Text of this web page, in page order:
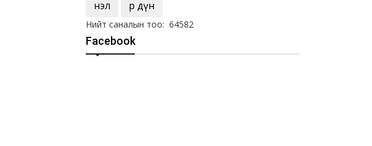
Үнэл Үр дүн
Нийт саналын тоо: 64582
Facebook